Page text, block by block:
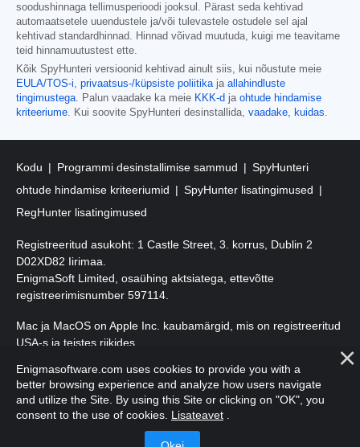
soodushinnaga tellimusperioodi jooksul. Pärast seda kehtivad
automaatsetele uuendustele ja/või tulevastele ostudele sel ajal
kehtivad standardhinnad. Hinnad võivad muutuda, kuigi me teavitame
teid hinnamuutustest ette.
Kõik SpyHunteri versioonid kehtivad ainult siis, kui nõustute meie
EULA/TOS-i
privaatsus-/küpsiste poliitika ja allahindluste
tingimustega . Palun vaadake ka meie KKK-d ja ohtude hindamise
kriteeriume . Kui soovite SpyHunteri desinstallida, vaadake, kuidas
Kodu Programmi desinstallimise sammud
SpyHunteri
ohtude hindamise kriteeriumid
SpyHunter lisatingimused
RegHunter lisatingimused
Registreeritud asukoht: 1 Castle Street, 3. korrus, Dublin 2
D02XD82 Iirimaa.
EnigmaSoft Limited, osaühing aktsiatega, ettevõtte
registreerimisnumber 597114.
Mac ja MacOS on Apple Inc. kaubamärgid, mis on registreeritud
USA-s ja teistes riikides.
Autoriõigus 2016-2026. EnigmaSoft Ltd. Kõik õigused kaitstud.
Enigmasoftware.com uses cookies to provide you with a
better browsing experience and analyze how users navigate
and utilize the Site. By using this Site or clicking on "OK", you
consent to the use of cookies. Lisateavet